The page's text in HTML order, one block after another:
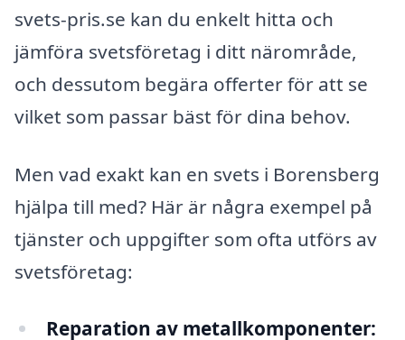
svets-pris.se kan du enkelt hitta och
jämföra svetsföretag i ditt närområde,
och dessutom begära offerter för att se
vilket som passar bäst för dina behov.
Men vad exakt kan en svets i Borensberg
hjälpa till med? Här är några exempel på
tjänster och uppgifter som ofta utförs av
svetsföretag:
Reparation av metallkomponenter: